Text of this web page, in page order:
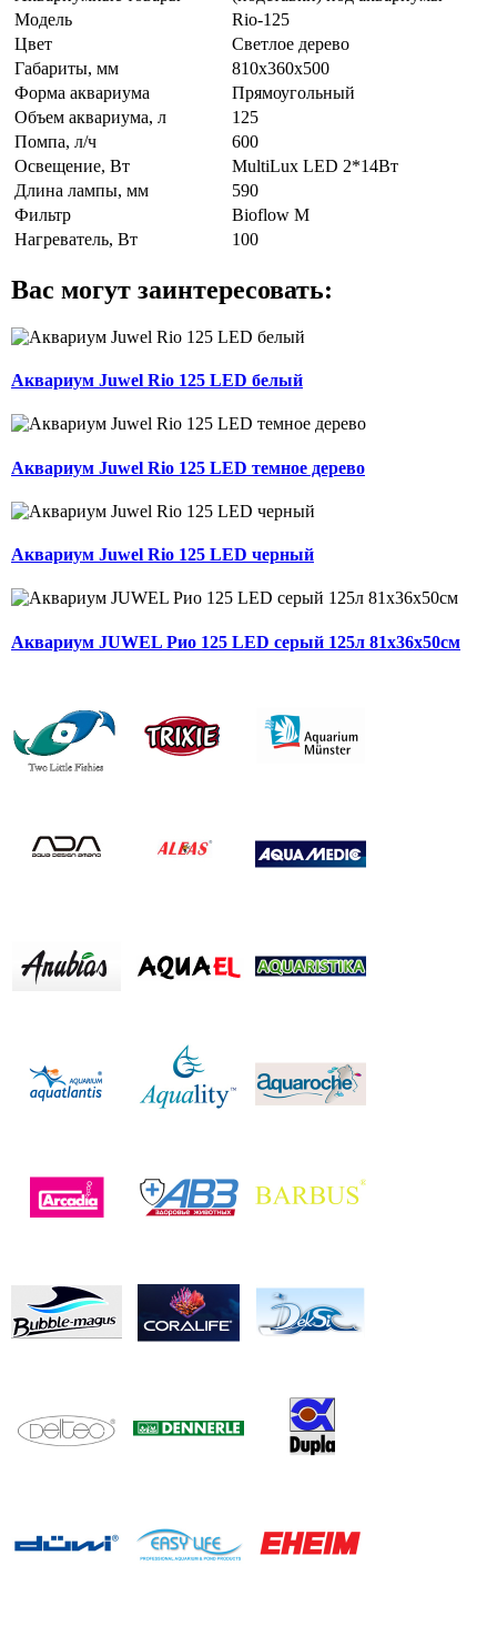
Модель
Rio-125
Цвет
Светлое дерево
Габариты, мм
810х360х500
Форма аквариума
Прямоугольный
Объем аквариума, л
125
Помпа, л/ч
600
Освещение, Вт
MultiLux LED 2*14Вт
Длина лампы, мм
590
Фильтр
Bioflow М
Нагреватель, Вт
100
Вас могут заинтересовать:
Аквариум Juwel Rio 125 LED белый
Аквариум Juwel Rio 125 LED темное дерево
Аквариум Juwel Rio 125 LED черный
Аквариум JUWEL Рио 125 LED серый 125л 81х36х50см